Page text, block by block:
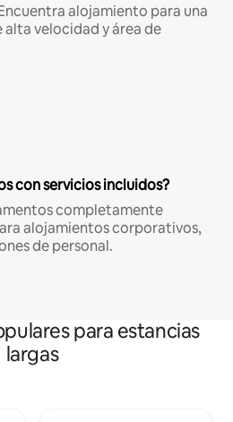
alojamiento para una
velocidad y área de
con servicios incluidos?
completamente
alojamientos corporativos,
de personal.
para estancias
largas